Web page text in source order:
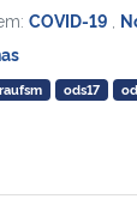
COVID-19
ods17